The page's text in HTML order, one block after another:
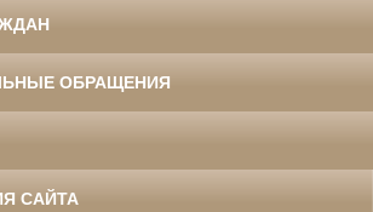
ОБРАЩЕНИЯ
САЙТА